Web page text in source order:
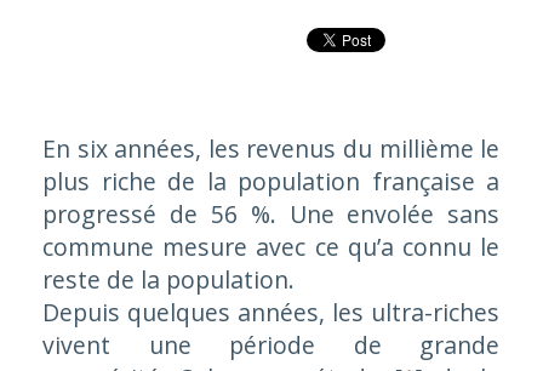
En six années, les revenus du millième le
plus riche de la population française a
progressé de 56 %. Une envolée sans
commune mesure avec ce qu’a connu le
reste de la population.
Depuis quelques années, les ultra-riches
vivent une période de grande